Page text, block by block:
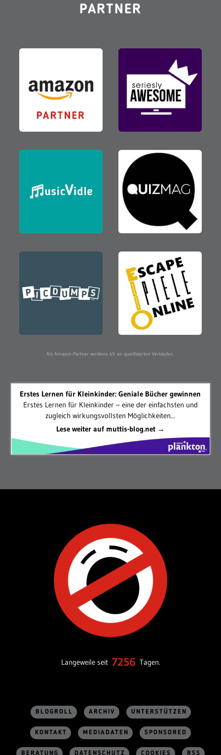
PARTNER
Als Amazon-Partner verdiene ich an qualifizierten Verkäufen.
Erstes Lernen für Kleinkinder: Geniale Bücher gewinnen
Erstes Lernen für Kleinkinder – eine der einfachsten und
zugleich wirkungsvollsten Möglichkeiten...
Lese weiter auf muttis-blog.net →
Langeweile seit 7256 Tagen.
BLOGROLL ARCHIV UNTERSTÜTZEN
KONTAKT MEDIADATEN SPONSORED
BERATUNG DATENSCHUTZ COOKIES RSS